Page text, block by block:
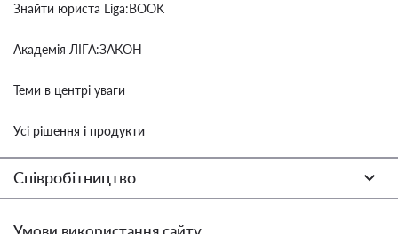
Знайти юриста Liga:BOOK
Академія ЛІГА:ЗАКОН
Теми в центрі уваги
Усі рішення і продукти
Співробітництво